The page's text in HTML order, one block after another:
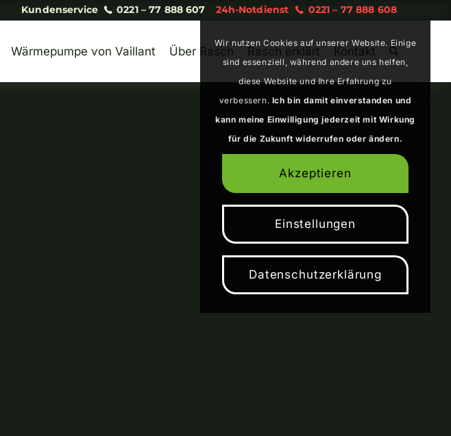
Kundenservice 0221 – 77 888 607 24h-Notdienst 0221 – 77 888 608
Wärmepumpe von Vaillant Über Rasch Rasch erklärt Kontakt
Wir nutzen Cookies auf unserer Website. Einige
sind essenziell, während andere uns helfen,
diese Website und Ihre Erfahrung zu
verbessern. Ich bin damit einverstanden und
kann meine Einwilligung jederzeit mit Wirkung
für die Zukunft widerrufen oder ändern.
Akzeptieren
Einstellungen
Datenschutzerklärung